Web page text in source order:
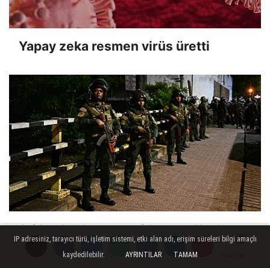
Yapay zeka resmen virüs üretti
Sri Lanka'da cezaevi karıştı: Kanlı
olayda 2 kişi öldü
IP adresiniz, tarayıcı türü, işletim sistemi, etki alan adı, erişim süreleri bilgi amaçlı
kaydedilebilir.
AYRINTILAR TAMAM